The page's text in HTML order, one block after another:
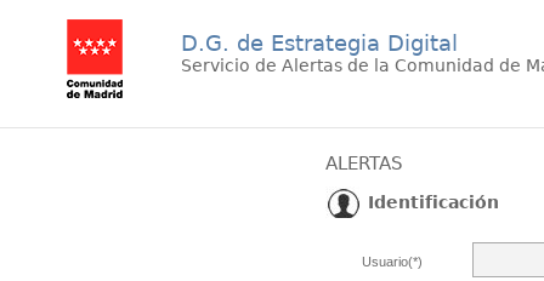
D.G. de Estrategia Digital
Servicio de Alertas de la Comunidad de
ALERTAS
Identificación
Usuario(*)